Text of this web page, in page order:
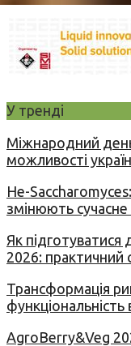
У тренді
Міжнародний
можливості
Не-
змінюють сучасне
Як
2026: практичний
Трансформація
AgroBerry&Veg